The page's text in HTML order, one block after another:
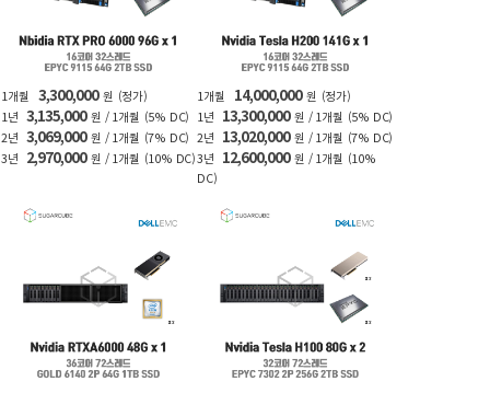
1개월 3,300,000 원
(정가)
1년
3,135,000 원 / 1개월
(5% DC)
2년
3,069,000 원 / 1개월
(7% DC)
3년
2,970,000 원 / 1개월 (10% DC)
1개월 14,000,000 원
(정가)
1년
13,300,000 원 / 1개월
(5% DC)
2년
13,020,000 원 / 1개월
(7% DC)
3년
12,600,000 원 / 1개월
(10%
DC)